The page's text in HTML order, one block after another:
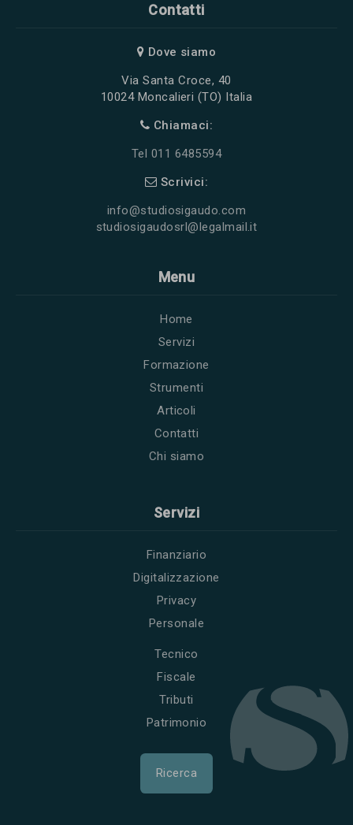
Contatti
Dove siamo
Via Santa Croce, 40
10024 Moncalieri (TO) Italia
Chiamaci:
Tel 011 6485594
Scrivici:
info@studiosigaudo.com
studiosigaudosrl@legalmail.it
Menu
Home
Servizi
Formazione
Strumenti
Articoli
Contatti
Chi siamo
Servizi
Finanziario
Digitalizzazione
Privacy
Personale
Tecnico
Fiscale
Tributi
Patrimonio
Ricerca